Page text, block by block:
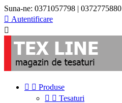
Suna-ne: 0371057798 | 0372775880
 Autentificare

  Produse
  Tesaturi